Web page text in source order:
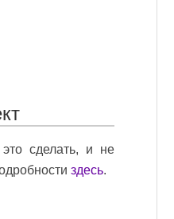
сделать, и не
здесь.